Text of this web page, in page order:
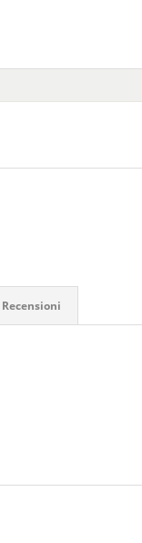
Recensioni